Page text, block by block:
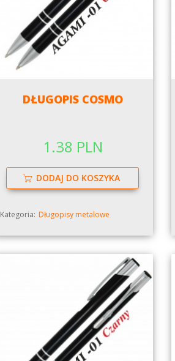
DŁUGOPIS COSMO
1.38 PLN
DODAJ DO KOSZYKA
Kategoria: Długopisy metalowe